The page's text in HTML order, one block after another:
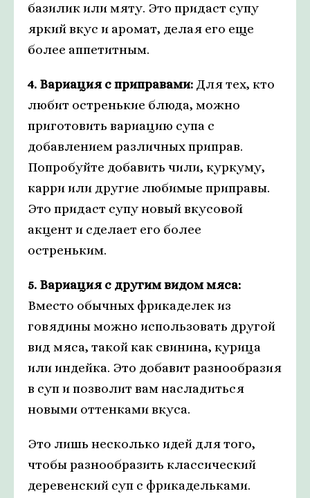
базилик или мяту. Это придаст супу
яркий вкус и аромат, делая его еще
более аппетитным.
4. Вариация с приправами: Для тех, кто
любит остренькие блюда, можно
приготовить вариацию супа с
добавлением различных приправ.
Попробуйте добавить чили, куркуму,
карри или другие любимые приправы.
Это придаст супу новый вкусовой
акцент и сделает его более
остреньким.
5. Вариация с другим видом мяса:
Вместо обычных фрикаделек из
говядины можно использовать другой
вид мяса, такой как свинина, курица
или индейка. Это добавит разнообразия
в суп и позволит вам насладиться
новыми оттенками вкуса.
Это лишь несколько идей для того,
чтобы разнообразить классический
деревенский суп с фрикадельками.